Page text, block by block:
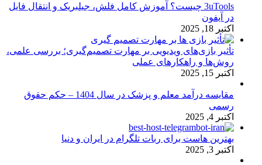
3uTools چیست؟ آموزش کامل فلش، جیلبریک و انتقال فایل
در آیفون
اکتبر 18, 2025
تأثیر بازی‌های ویدیویی بر مهارت تصمیم‌گیری؛ بررسی علمی،
روش‌ها و راهکارهای عملی
اکتبر 15, 2025
مقایسه درآمد معلم و پزشک در سال 1404 – حکم حقوق
رسمی
اکتبر 4, 2025
بهترین هاست برای ربات تلگرام در ایران و دنیا
اکتبر 3, 2025